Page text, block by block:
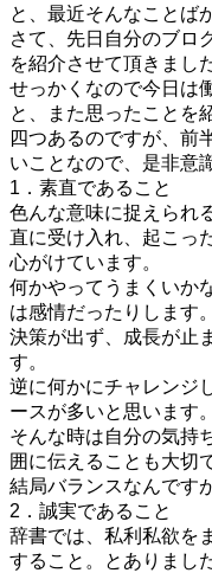
と、最近そんなことば
さて、先日自分のブロ
を紹介させて頂きまし
せっかくなので今日は
と、また思ったことを
四つあるのですが、前
いことなので、是非意
1．素直であること
色んな意味に捉えられ
直に受け入れ、起こっ
心がけています。
何かやってうまくいか
は感情だったりします
決策が出ず、成長が止
す。
逆に何かにチャレンジ
ースが多いと思います。
そんな時は自分の気持
囲に伝えることも大切
結局バランスなんです
2．誠実であること
辞書では、私利私欲を
すること。とありまし